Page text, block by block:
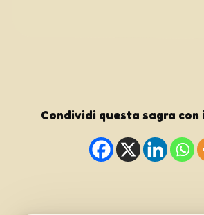
Condividi questa sagra con